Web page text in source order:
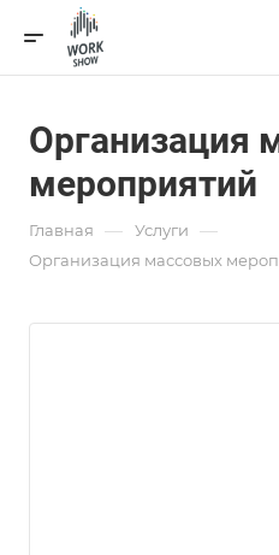
Организация
мероприятий
Главная — Услуги —
Организация массовых